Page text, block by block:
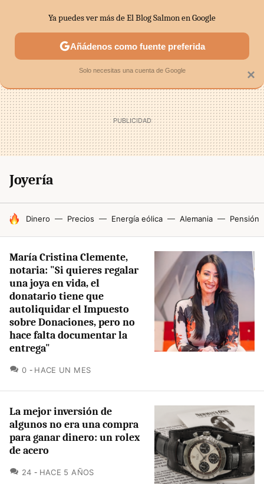
SECTORES ECONOMÍA DOMÉSTICA MERCADOS
Joyería
HOY SE HABLA DE
Dinero Precios Energía eólica Alemania Pensión
María Cristina Clemente,
notaria: "Si quieres regalar
una joya en vida, el
donatario tiene que
autoliquidar el Impuesto
sobre Donaciones, pero no
hace falta documentar la
entrega"
0 COMENTARIOS
HACE UN MES
La mejor inversión de
algunos no era una compra
para ganar dinero: un rolex
de acero
24 COMENTARIOS
HACE 5 AÑOS
×
Ya puedes ver más de El Blog Salmon en Google
Añádenos como fuente preferida
Solo necesitas una cuenta de Google